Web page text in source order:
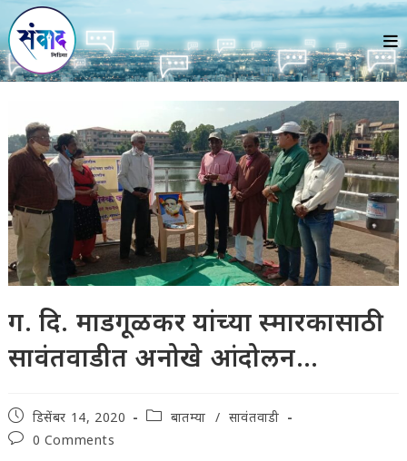
Skip
to
content
ग. दि. माडगूळकर यांच्या स्मारकासाठी
सावंतवाडीत अनोखे आंदोलन…
Post
published:
डिसेंबर 14, 2020
Postबातम्या / सावंतवाडी
Post0 Comments